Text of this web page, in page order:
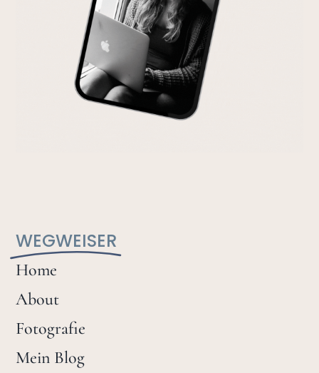
WEGWEISER
Home
About
Fotografie
Mein Blog